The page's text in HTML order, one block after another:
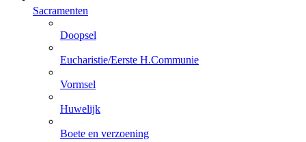
Sacramenten
Doopsel
Eucharistie/Eerste H.Communie
Vormsel
Huwelijk
Boete en verzoening